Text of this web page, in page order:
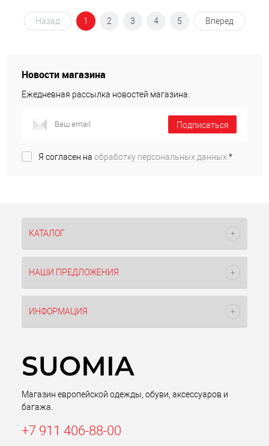
Назад 1 2 3 4 5 Вперед
Новости магазина
Ежедневная рассылка новостей магазина.
Подписаться
Я согласен на обработку персональных данных.*
КАТАЛОГ
НАШИ ПРЕДЛОЖЕНИЯ
ИНФОРМАЦИЯ
Магазин европейской одежды, обуви, аксессуаров и
багажа.
+7 911 406-88-00